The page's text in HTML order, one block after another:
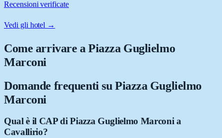
Recensioni verificate
Vedi gli hotel →
Come arrivare aPiazza Guglielmo
Marconi
Domande frequenti su Piazza Guglielmo
Marconi
Qual è il CAP di Piazza Guglielmo Marconi a
Cavallirio?